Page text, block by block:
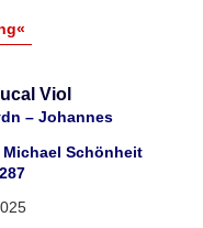
Viol
– Johannes
Michael Schönheit